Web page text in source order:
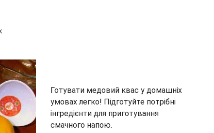
Готувати медовий квас у домашніх
умовах легко! Підготуйте потрібні
інгредієнти для приготування
смачного напою.